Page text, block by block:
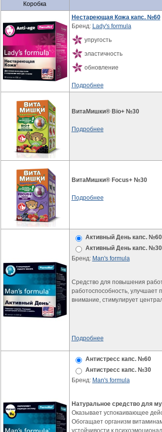
Коробка
Нестареющая Кожа капс. №60
Бренд: Lady's formula
упругость
эластичность
обновление
Подробнее
ВитаМишки® Bio+ №30
Подробнее
ВитаМишки® Focus+ №30
Подробнее
Активный День капс. №60
Активный День капс. №30
Бренд: Man's formula
Средство для повышения
работоспособность,
внимание, стимулирует
Подробнее
Антистресс капс. №60
Антистресс капс. №30
Бренд: Man's formula
Натуральное средство для
Оказывает успокаивающее
Обогащает организм